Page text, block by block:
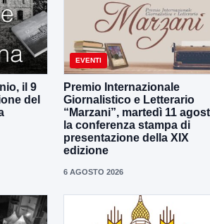
il 9
del
EVENTI
Premio Internazionale
Giornalistico e Letterario
“Marzani”, martedì 11
la conferenza stampa di
presentazione della XIX
edizione
6 AGOSTO 2026